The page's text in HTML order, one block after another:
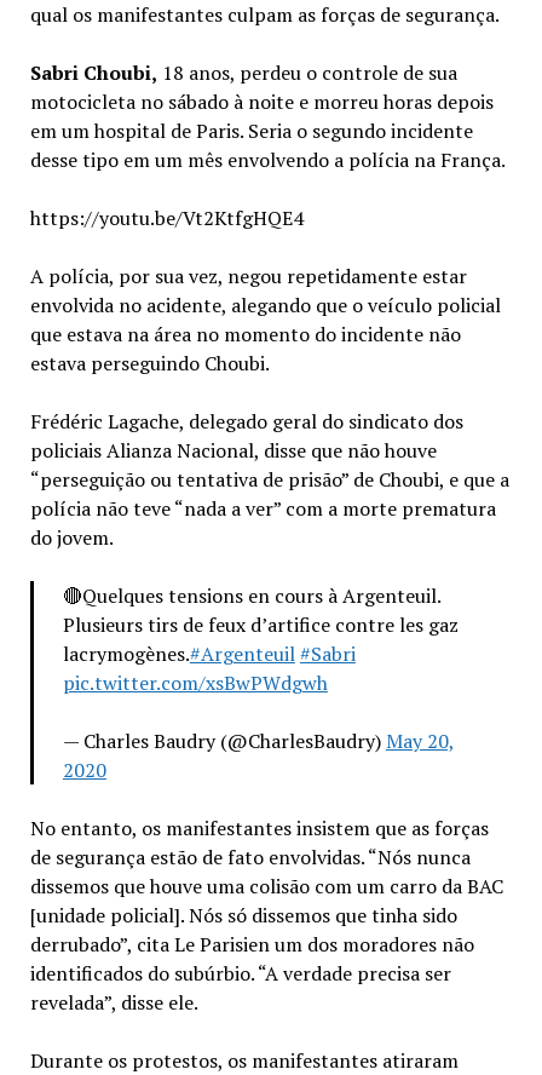
qual os manifestantes culpam as forças de segurança.
Sabri Choubi, 18 anos, perdeu o controle de sua
motocicleta no sábado à noite e morreu horas depois
em um hospital de Paris. Seria o segundo incidente
desse tipo em um mês envolvendo a polícia na França.
https://youtu.be/Vt2KtfgHQE4
A polícia, por sua vez, negou repetidamente estar
envolvida no acidente, alegando que o veículo policial
que estava na área no momento do incidente não
estava perseguindo Choubi.
Frédéric Lagache, delegado geral do sindicato dos
policiais Alianza Nacional, disse que não houve
“perseguição ou tentativa de prisão” de Choubi, e que a
polícia não teve “nada a ver” com a morte prematura
do jovem.
🔴Quelques tensions en cours à Argenteuil.
Plusieurs tirs de feux d’artifice contre les gaz
lacrymogènes.#Argenteuil#Sabri
pic.twitter.com/xsBwPWdgwh
— Charles Baudry (@CharlesBaudry)May 20,
2020
No entanto, os manifestantes insistem que as forças
de segurança estão de fato envolvidas. “Nós nunca
dissemos que houve uma colisão com um carro da BAC
[unidade policial]. Nós só dissemos que tinha sido
derrubado”, cita Le Parisien um dos moradores não
identificados do subúrbio. “A verdade precisa ser
revelada”, disse ele.
Durante os protestos, os manifestantes atiraram